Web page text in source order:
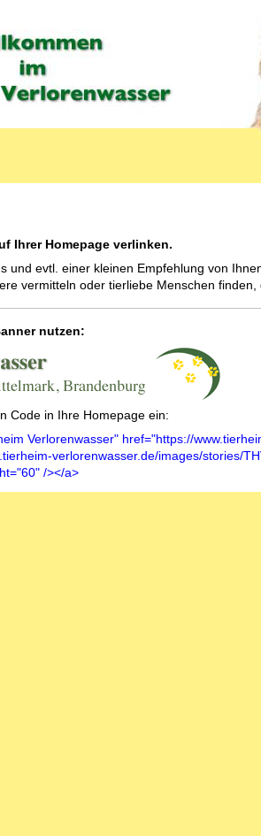
Ihrer Homepage verlinken.
und evtl. einer kleinen Empfehlung von
vermitteln oder tierliebe Menschen finden,
nutzen:
Code in Ihre Homepage ein:
Verlorenwasser" href="https://
verlorenwasser.de/images/stories/
/></a>